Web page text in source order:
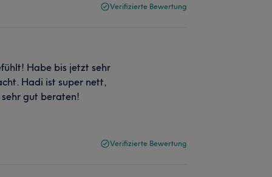
Verifizierte Bewertung
Habe bis jetzt sehr
Hadi ist super nett,
gut beraten!
Verifizierte Bewertung